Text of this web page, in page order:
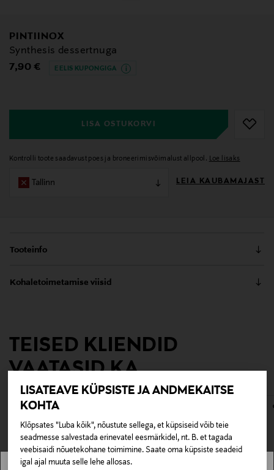
LISATEAVE KÜPSISTE JA ANDMEKAITSE
KOHTA
Klõpsates "Luba kõik", nõustute sellega, et küpsiseid võib teie
seadmesse salvestada erinevatel eesmärkidel, nt. B. et tagada
veebisaidi nõuetekohane toimimine. Saate oma küpsiste seadeid
igal ajal muuta selle lehe allosas.
PINTIINOX
Synthesis dessertnuga
Original Price
7,90 € EELIS KUPONGIGA
LISA OSTUKORVI
Kontrolli toote saadavust poes ja broneerimisvõimalust allpool. Loe lisaks
Tallinn LEIA KAUBAMAJAST
Tooteinfo
nõudepesumasinas pestav teras.
117018110
Värv
ITAALIA
Tootja
Kohaletoimetamise viisid
Tarnimine pakiautomaati või postkontorisse
TEISED KLIENDID
VAATASID KA